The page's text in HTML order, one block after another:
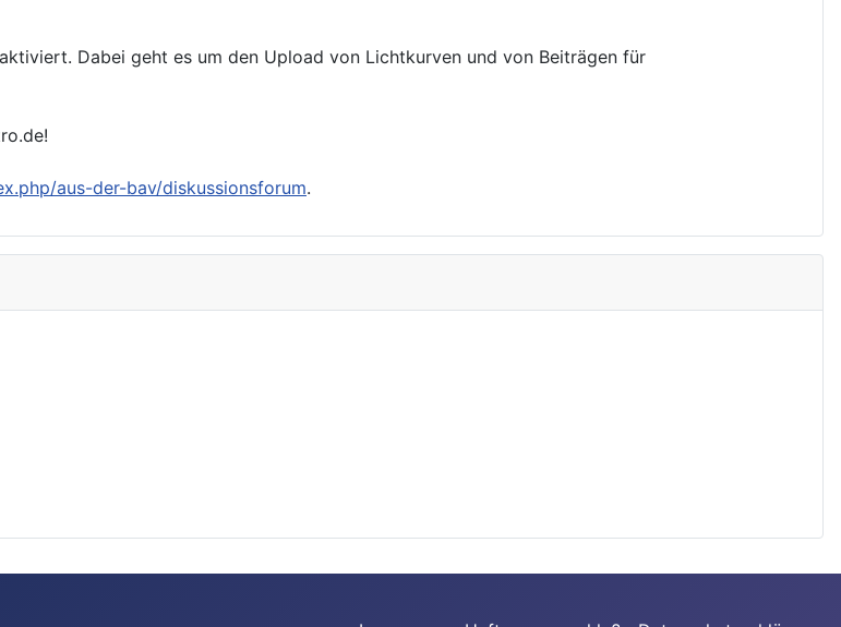
Dabei geht es um den Upload von Lichtkurven und von Beiträgen für
aus-der-bav/diskussionsforum.